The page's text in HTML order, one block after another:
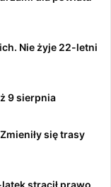
Nie żyje 22-letni
9 sierpnia
się trasy
stracił prawo